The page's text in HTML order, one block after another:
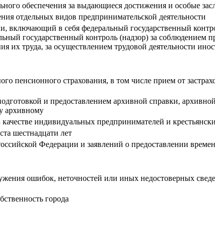
обеспечения за выдающиеся достижения и особые
отдельных видов предпринимательской деятельности
включающий в себя федеральный государственный
государственный контроль (надзор) за соблюдением
труда, за осуществлением трудовой деятельности
пенсионного страхования, в том числе прием от
и предоставлением архивной справки,
архивному
индивидуальных предпринимателей и
шестнадцати лет
Федерации и заявлений о предоставлении
ошибок, неточностей или иных недостоверных
города